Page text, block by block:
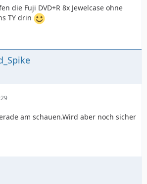
die Fuji DVD+R 8x Jewelcase ohne
TY drin
am schauen.Wird aber noch sicher